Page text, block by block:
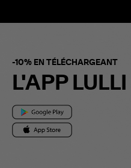
-10% EN TÉLÉCHARGEANT
L'APP LULLI